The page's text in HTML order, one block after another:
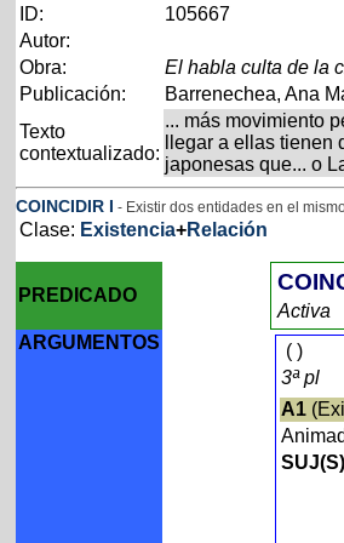
ID:
105667
Autor:
Obra:
El habla culta de la
Publicación:
Barrenechea, Ana
Texto
contextualizado:
... más movimiento
llegar a ellas tienen
japonesas que... o
COINCIDIR I - Existir dos entidades en el
Clase: Existencia+Relación
PREDICADO
Activa
ARGUMENTOS ( )
3ª pl
A1
SUJ(S)